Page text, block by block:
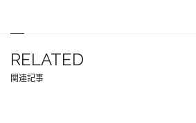
RELATED
関連記事